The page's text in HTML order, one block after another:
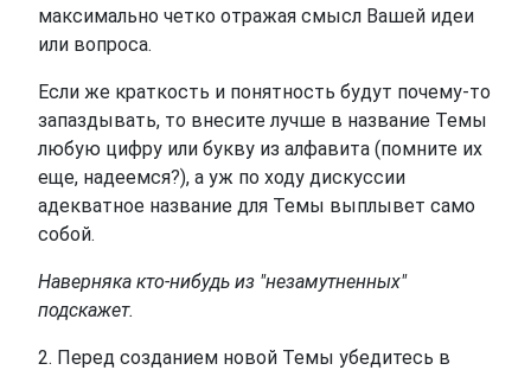
максимально четко отражая смысл Вашей идеи
или вопроса.
Если же краткость и понятность будут почему-то
запаздывать, то внесите лучше в название Темы
любую цифру или букву из алфавита (помните их
еще, надеемся?), а уж по ходу дискуссии
адекватное название для Темы выплывет само
собой.
Наверняка кто-нибудь из "незамутненных"
подскажет.
2. Перед созданием новой Темы убедитесь в